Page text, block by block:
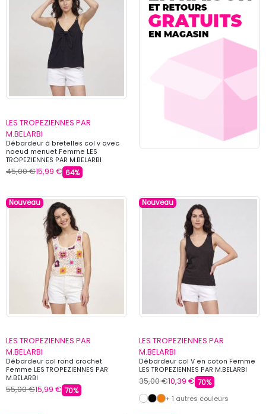
LES TROPEZIENNES PAR
M.BELARBI
Débardeur à bretelles col v avec
noeud menuet Femme LES
TROPEZIENNES PAR M.BELARBI
45,00 €15,99 € 64%
Nouveau
LES TROPEZIENNES PAR
M.BELARBI
Débardeur col rond crochet
Femme LES TROPEZIENNES PAR
M.BELARBI
55,00 €15,99 € 70%
Nouveau
LES TROPEZIENNES PAR
M.BELARBI
Débardeur col V en coton Femme
LES TROPEZIENNES PAR M.BELARBI
35,00 €10,39 € 70%
+ 1 autres couleurs